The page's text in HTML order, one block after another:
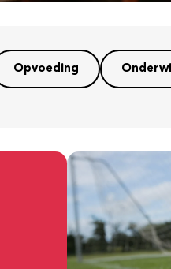
Opvoeding